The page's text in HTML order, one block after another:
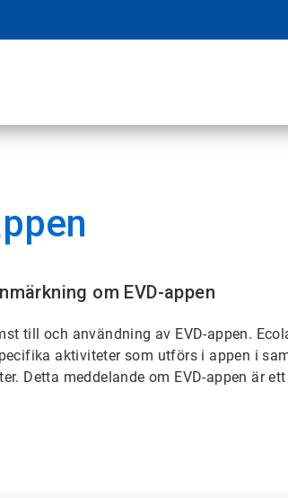
om EVD-appen
till och användning av EVD-appen.
aktiviteter som utförs i appen i
Detta meddelande om EVD-appen är